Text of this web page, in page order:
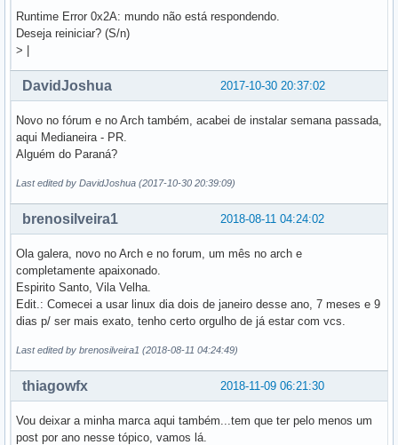
Runtime Error 0x2A: mundo não está respondendo.
Deseja reiniciar? (S/n)
> |
2017-10-30 20:37:02
DavidJoshua
Novo no fórum e no Arch também, acabei de instalar semana passada,
aqui Medianeira - PR.
Alguém do Paraná?
Last edited by DavidJoshua (2017-10-30 20:39:09)
2018-08-11 04:24:02
brenosilveira1
Ola galera, novo no Arch e no forum, um mês no arch e
completamente apaixonado.
Espirito Santo, Vila Velha.
Edit.: Comecei a usar linux dia dois de janeiro desse ano, 7 meses e 9
dias p/ ser mais exato, tenho certo orgulho de já estar com vcs.
Last edited by brenosilveira1 (2018-08-11 04:24:49)
2018-11-09 06:21:30
thiagowfx
Vou deixar a minha marca aqui também...tem que ter pelo menos um
post por ano nesse tópico, vamos lá.